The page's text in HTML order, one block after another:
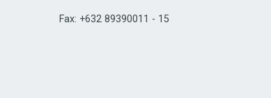
Fax: +632 89390011 - 15